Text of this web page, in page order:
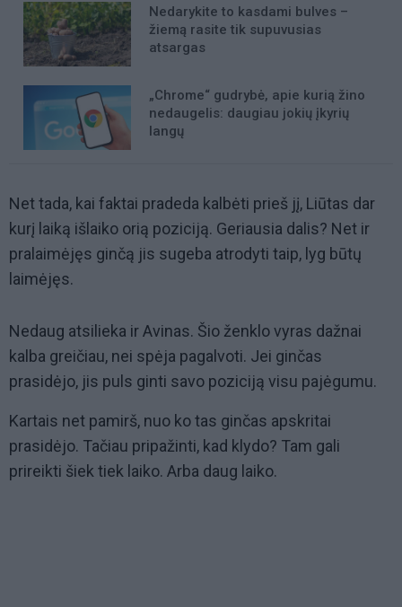
Nedarykite to kasdami bulves –
žiemą rasite tik supuvusias
atsargas
„Chrome“ gudrybė, apie kurią žino
nedaugelis: daugiau jokių įkyrių
langų
Net tada, kai faktai pradeda kalbėti prieš jį, Liūtas dar
kurį laiką išlaiko orią poziciją. Geriausia dalis? Net ir
pralaimėjęs ginčą jis sugeba atrodyti taip, lyg būtų
laimėjęs.
Nedaug atsilieka ir Avinas. Šio ženklo vyras dažnai
kalba greičiau, nei spėja pagalvoti. Jei ginčas
prasidėjo, jis puls ginti savo poziciją visu pajėgumu.
Kartais net pamirš, nuo ko tas ginčas apskritai
prasidėjo. Tačiau pripažinti, kad klydo? Tam gali
prireikti šiek tiek laiko. Arba daug laiko.